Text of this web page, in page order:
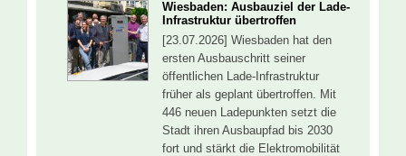
Wiesbaden: Ausbauziel der Lade-
Infrastruktur übertroffen
[23.07.2026] Wiesbaden hat den
ersten Ausbauschritt seiner
öffentlichen Lade-Infrastruktur
früher als geplant übertroffen. Mit
446 neuen Ladepunkten setzt die
Stadt ihren Ausbaupfad bis 2030
fort und stärkt die Elektromobilität